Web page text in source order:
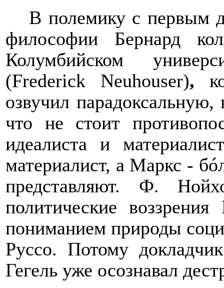
В полемику с первым
философии Бернард
Колумбийском
(Frederick Neuhouser),
озвучил
что не стоит
идеалиста и
материалист, а Маркс -
представляют. Ф.
политические
пониманием природы
Руссо. Потому
Гегель уже осознавал